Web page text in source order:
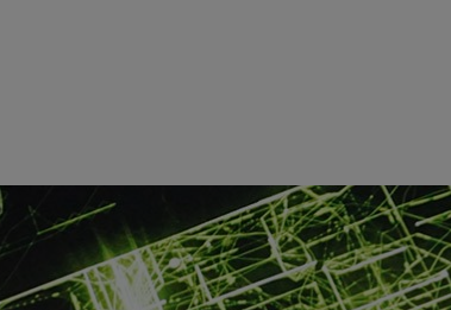
学（Durham University）的新一代超级计算机 –